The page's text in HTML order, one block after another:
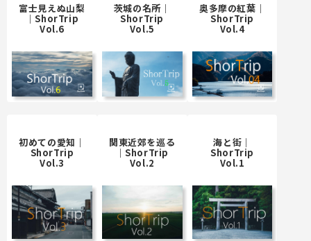
富士見えぬ山梨
｜ShorTrip
Vol.6
茨城の名所｜
ShorTrip
Vol.5
奥多摩の紅葉｜
ShorTrip
Vol.4
初めての愛知｜
ShorTrip
Vol.3
関東近郊を巡る
｜ShorTrip
Vol.2
海と街｜
ShorTrip
Vol.1